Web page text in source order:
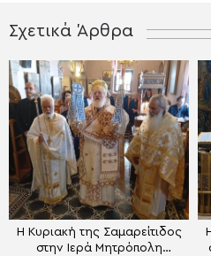
Σχετικά Άρθρα
Η Κυριακή της Σαμαρείτιδος
στην Ιερά Μητρόπολη